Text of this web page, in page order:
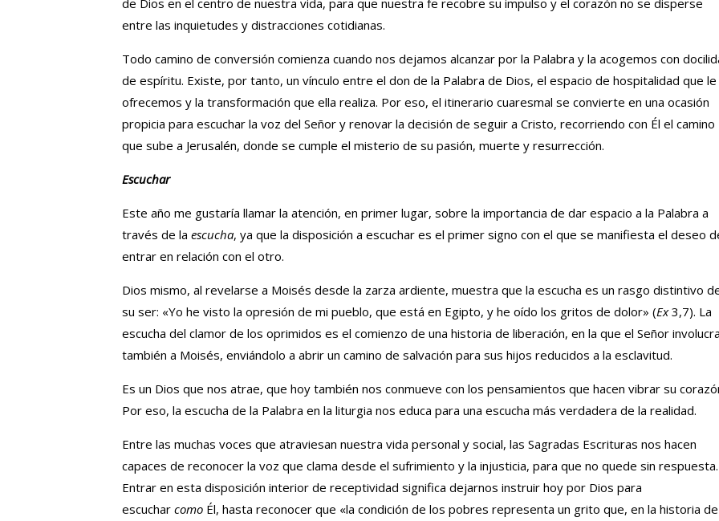
de Dios en el centro de nuestra vida, para que nuestra fe recobre su impulso y el corazón no se disperse
entre las inquietudes y distracciones cotidianas.
Todo camino de conversión comienza cuando nos dejamos alcanzar por la Palabra y la acogemos con
de espíritu. Existe, por tanto, un vínculo entre el don de la Palabra de Dios, el espacio de hospitalidad que le
ofrecemos y la transformación que ella realiza. Por eso, el itinerario cuaresmal se convierte en una ocasión
propicia para escuchar la voz del Señor y renovar la decisión de seguir a Cristo, recorriendo con Él el camino
que sube a Jerusalén, donde se cumple el misterio de su pasión, muerte y resurrección.
Escuchar
Este año me gustaría llamar la atención, en primer lugar, sobre la importancia de dar espacio a la Palabra a
través de la escucha, ya que la disposición a escuchar es el primer signo con el que se manifiesta el deseo
entrar en relación con el otro.
Dios mismo, al revelarse a Moisés desde la zarza ardiente, muestra que la escucha es un rasgo distintivo
su ser: «Yo he visto la opresión de mi pueblo, que está en Egipto, y he oído los gritos de dolor» (Ex3,7). La
escucha del clamor de los oprimidos es el comienzo de una historia de liberación, en la que el Señor involucra
también a Moisés, enviándolo a abrir un camino de salvación para sus hijos reducidos a la esclavitud.
Es un Dios que nos atrae, que hoy también nos conmueve con los pensamientos que hacen vibrar su
Por eso, la escucha de la Palabra en la liturgia nos educa para una escucha más verdadera de la realidad.
Entre las muchas voces que atraviesan nuestra vida personal y social, las Sagradas Escrituras nos hacen
capaces de reconocer la voz que clama desde el sufrimiento y la injusticia, para que no quede sin respuesta.
Entrar en esta disposición interior de receptividad significa dejarnos instruir hoy por Dios para
escuchar como Él, hasta reconocer que «la condición de los pobres representa un grito que, en la historia